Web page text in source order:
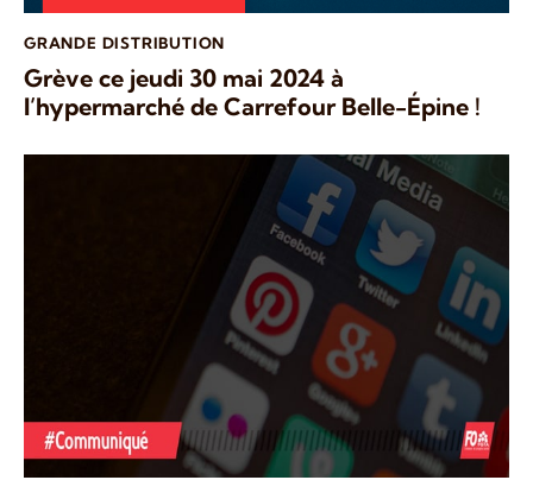
GRANDE DISTRIBUTION
Grève ce jeudi 30 mai 2024 à
l’hypermarché de Carrefour Belle-Épine !